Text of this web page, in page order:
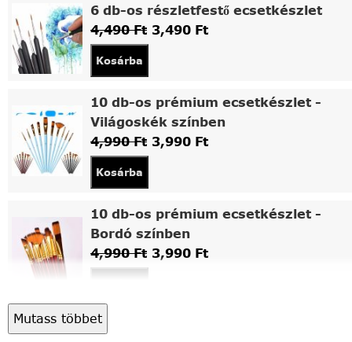
6 db-os részletfestő ecsetkészlet
4,490Ft 3,490 Ft
Kosárba
10 db-os prémium ecsetkészlet -
Világoskék színben
4,990Ft 3,990 Ft
Kosárba
10 db-os prémium ecsetkészlet -
Bordó színben
4,990Ft 3,990 Ft
Asztali fa festőállvány
Mutass többet